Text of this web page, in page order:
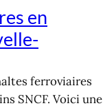
en
ferroviaires
SNCF. Voici une